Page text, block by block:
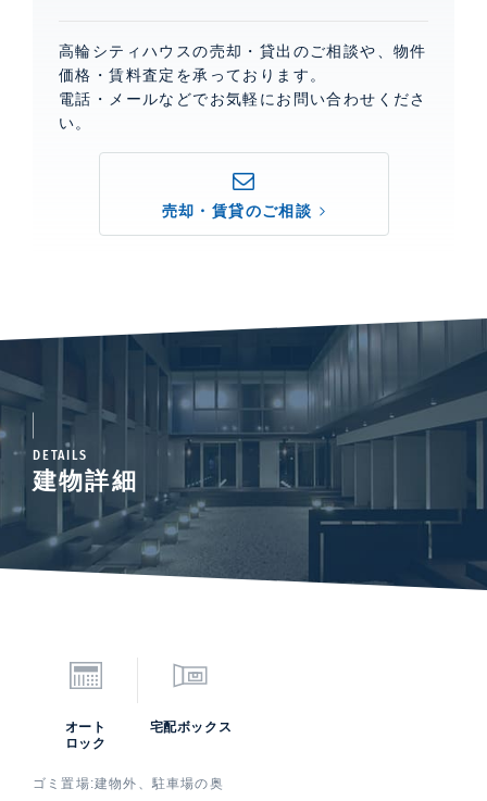
高輪シティハウスの売却・貸出のご相談や、物件
価格・賃料査定を承っております。
電話・メールなどでお気軽にお問い合わせくださ
い。
売却・賃貸のご相談
DETAILS
建物詳細
オート
ロック
宅配ボックス
ゴミ置場:建物外、駐車場の奥